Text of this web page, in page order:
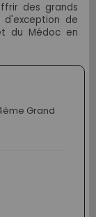
des grands
d'exception de
du Médoc en
Grand